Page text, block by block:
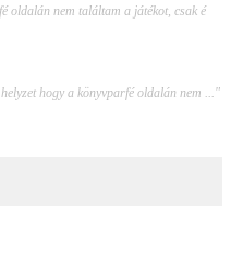
oldalán nem találtam a játékot, csak é
hogy a könyvparfé oldalán nem ..."